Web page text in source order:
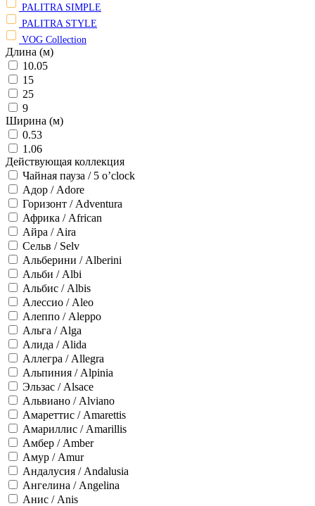
PALITRA SIMPLE
PALITRA STYLE
VOG Collection
Длина (м)
10.05
15
25
9
Ширина (м)
0.53
1.06
Действующая коллекция
Чайная пауза / 5 o’clock
Адор / Adore
Горизонт / Adventura
Африка / African
Айра / Aira
Сельв / Selv
Альберини / Alberini
Альби / Albi
Альбис / Albis
Алессио / Aleo
Алеппо / Aleppo
Альга / Alga
Алида / Alida
Аллегра / Allegra
Альпиния / Alpinia
Эльзас / Alsace
Альвиано / Alviano
Амареттис / Amarettis
Амариллис / Amarillis
Амбер / Amber
Амур / Amur
Андалусия / Andalusia
Ангелина / Angelina
Анис / Anis